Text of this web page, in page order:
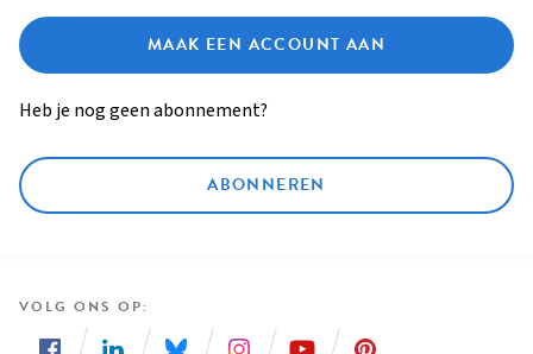
MAAK EEN ACCOUNT AAN
Heb je nog geen abonnement?
ABONNEREN
VOLG ONS OP